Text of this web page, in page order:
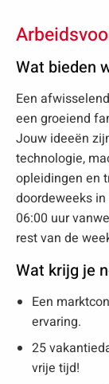
Wat bieden
Een
een groeiend
Jouw ideeën
technologie,
opleidingen en
doordeweeks
06:00 uur
rest van de
Wat krijg je
Een
ervaring.
25
vrije tijd!